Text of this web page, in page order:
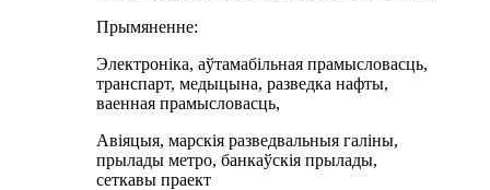
Прымяненне:
Электроніка, аўтамабільная прамысловасць,
транспарт, медыцына, разведка нафты,
ваенная прамысловасць,
Авіяцыя, марскія разведвальныя галіны,
прылады метро, ​​банкаўскія прылады,
сеткавы праект